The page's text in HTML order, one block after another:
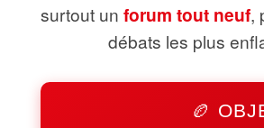
surtout un forum tout neuf,
débats les plus
🏉